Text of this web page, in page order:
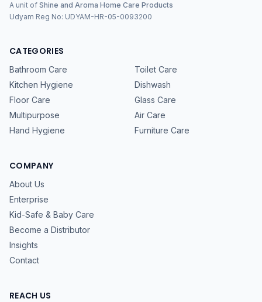
A unit of Shine and Aroma Home Care Products
Udyam Reg No: UDYAM-HR-05-0093200
CATEGORIES
Bathroom Care
Toilet Care
Kitchen Hygiene
Dishwash
Floor Care
Glass Care
Multipurpose
Air Care
Hand Hygiene
Furniture Care
COMPANY
About Us
Enterprise
Kid-Safe & Baby Care
Become a Distributor
Insights
Contact
REACH US